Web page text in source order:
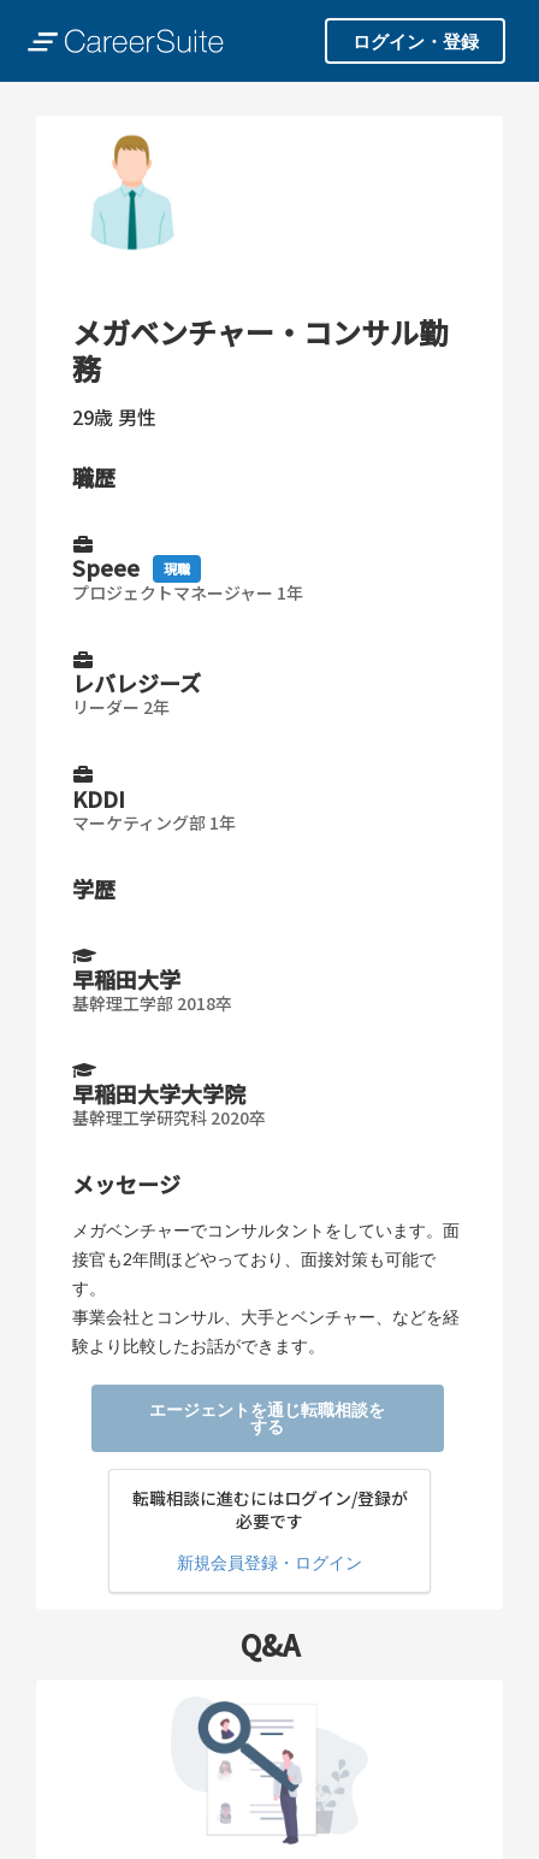
ログイン・登録
メガベンチャー・コンサル勤
務
29歳 男性
職歴
Speee 現職
プロジェクトマネージャー 1年
レバレジーズ
リーダー 2年
KDDI
マーケティング部 1年
学歴
早稲田大学
基幹理工学部 2018卒
早稲田大学大学院
基幹理工学研究科 2020卒
メッセージ
メガベンチャーでコンサルタントをしています。面
接官も2年間ほどやっており、面接対策も可能で
す。
事業会社とコンサル、大手とベンチャー、などを経
験より比較したお話ができます。
エージェントを通じ転職相談を
する
転職相談に進むにはログイン/登録が
必要です
新規会員登録・ログイン
Q&A